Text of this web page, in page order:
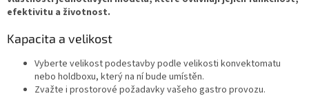
efektivitu a životnost.
Kapacita a velikost
Vyberte velikost podestavby podle velikosti konvektomatu
nebo holdboxu, který na ní bude umístěn.
Zvažte i prostorové požadavky vašeho gastro provozu.